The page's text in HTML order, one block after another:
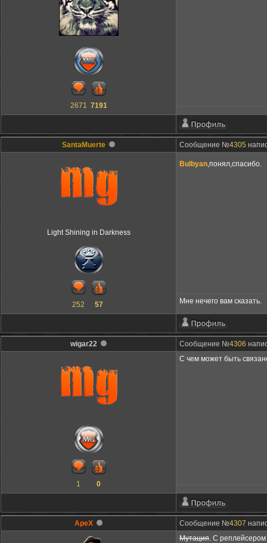
2671 7191
SantaMuerte Сообщение №4305
Light Shining in Darkness
252 57
Bulbyan ,понял,спасибо.
Мне нечего вам сказать.
wigar22 Сообщение №4306
1 0
С чем может быть
ApeX Сообщение №4307
Мутация. С